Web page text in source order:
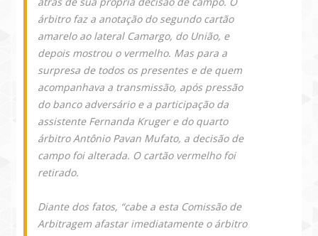
árbitro faz a anotação do segundo cartão
amarelo ao lateral Camargo, do União, e
depois mostrou o vermelho. Mas para a
surpresa de todos os presentes e de quem
acompanhava a transmissão, após pressão
do banco adversário e a participação da
assistente Fernanda Kruger e do quarto
árbitro Antônio Pavan Mufato, a decisão de
campo foi alterada. O cartão vermelho foi
retirado.
Diante dos fatos, “cabe a esta Comissão de
Arbitragem afastar imediatamente o árbitro